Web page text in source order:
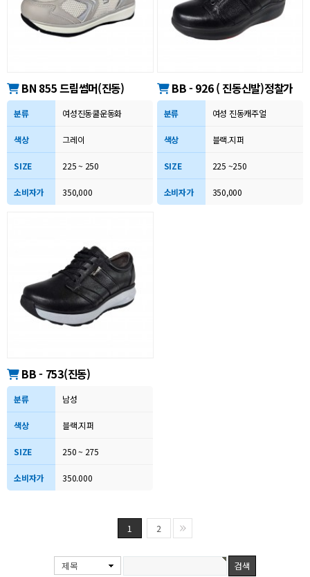
BN 855 드림썸머(진동)
분류 여성진동쿨운동화
색상 그레이
SIZE 225 ~ 250
소비자가 350,000
BB - 926 ( 진동신발)정찰가
분류 여성 진동캐주얼
색상 블랙.지퍼
SIZE 225 ~250
소비자가 350,000
BB - 753(진동)
분류 남성
색상 블랙.지퍼
SIZE 250 ~ 275
소비자가 350.000
1 2
제목